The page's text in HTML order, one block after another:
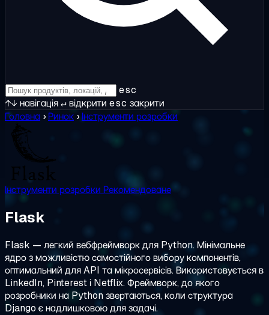
esc
↑↓ навігація↵відкрити esc закрити
Головна ›Ринок ›Інструменти розробки
Інструменти розробки Рекомендоване
Flask
Flask — легкий вебфреймворк для Python. Мінімальне
ядро з можливістю самостійного вибору компонентів,
оптимальний для API та мікросервісів. Використовується в
LinkedIn, Pinterest і Netflix. Фреймворк, до якого
розробники на Python звертаються, коли структура
Django є надлишковою для задачі.